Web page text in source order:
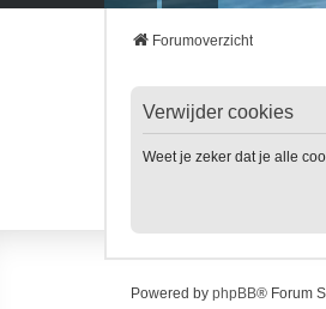
Forumoverzicht
Verwijder cookies
Weet je zeker dat je alle
Powered by phpBB® Forum